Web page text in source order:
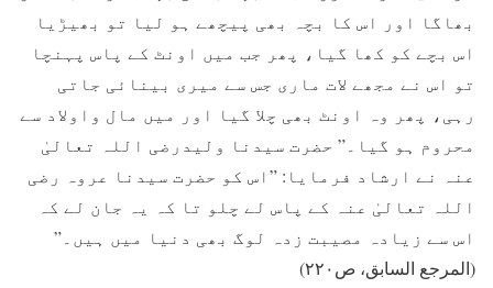
بھاگا اور اس کا بچہ بھی پيچھے ہو ليا تو بھيڑيا
اس بچے کو کھا گيا، پھر جب ميں اونٹ کے پاس پہنچا
تو اس نے مجھے لات ماری جس سے ميری بينائی جاتی
رہی، پھر وہ اونٹ بھی چلا گيا اور ميں مال واولاد سے
محروم ہو گيا۔” حضرت سيدنا وليدرضی اللہ تعالیٰ
عنہ نے ارشاد فرمایا: ”اس کو حضرت سیدنا عروہ رضی
اللہ تعالیٰ عنہ کے پاس لے چلو تا کہ يہ جان لے کہ
اس سے زيادہ مصيبت زدہ لوگ بھی دنيا ميں ہيں۔”
(المرجع السابق، ص۲۲۰)